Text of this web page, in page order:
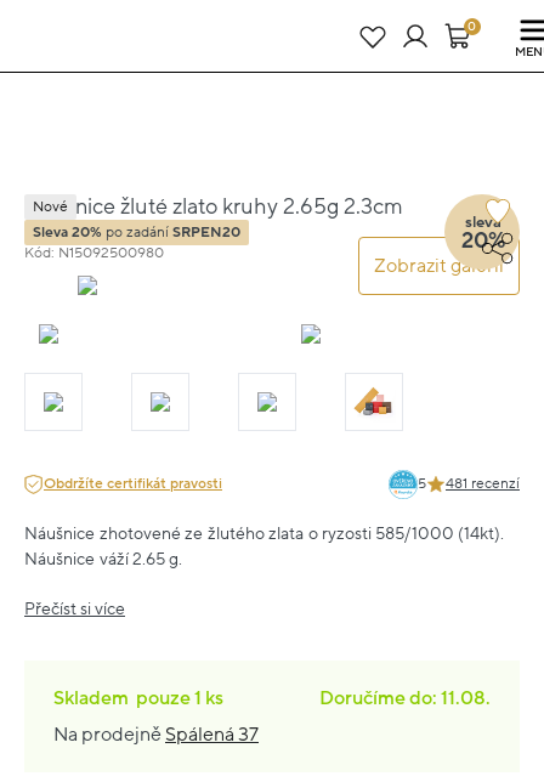
24 dní : 15h : 49m : 19s0
Náušnice žluté zlato kruhy 2.65g 2.3cm
Kód: N15092500980
Zobrazit galerii
Nové
Sleva 20% po zadání SRPEN20
sleva
20%
Obdržíte certifikát pravosti 5 481 recenzí
Náušnice zhotovené ze žlutého zlata o ryzosti 585/1000 (14kt).
Náušnice váží 2.65 g.
Přečíst si více
Skladem pouze1 ks
Doručíme do: 11.08.
Na prodejně Spálená 37